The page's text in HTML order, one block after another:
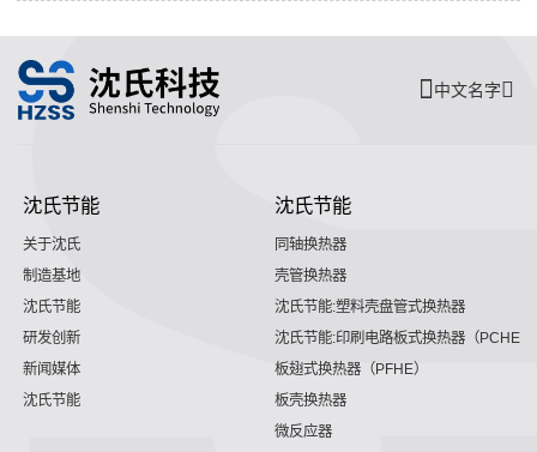
中文名字
沈氏节能
关于沈氏
制造基地
沈氏节能
研发创新
新闻媒体
沈氏节能
沈氏节能
同轴换热器
壳管换热器
沈氏节能:塑料壳盘管式换热器
沈氏节能:印刷电路板式换热器（PCHE）
板翅式换热器（PFHE）
板壳换热器
微反应器